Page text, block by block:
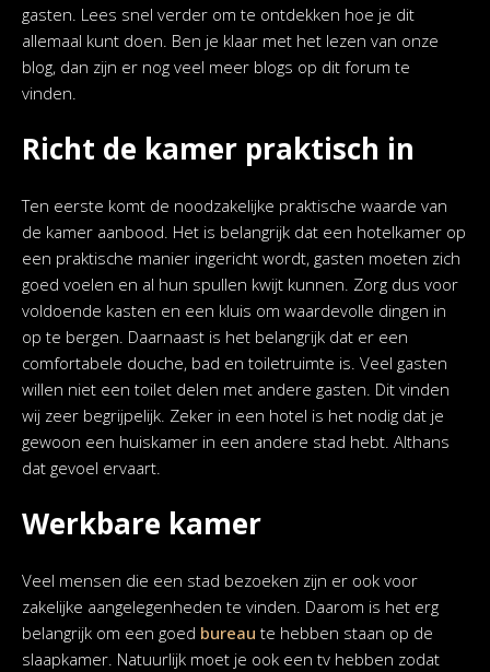
gasten. Lees snel verder om te ontdekken hoe je dit
allemaal kunt doen. Ben je klaar met het lezen van onze
blog, dan zijn er nog veel meer blogs op dit forum te
vinden.
Richt de kamer praktisch in
Ten eerste komt de noodzakelijke praktische waarde van
de kamer aanbood. Het is belangrijk dat een hotelkamer op
een praktische manier ingericht wordt, gasten moeten zich
goed voelen en al hun spullen kwijt kunnen. Zorg dus voor
voldoende kasten en een kluis om waardevolle dingen in
op te bergen. Daarnaast is het belangrijk dat er een
comfortabele douche, bad en toiletruimte is. Veel gasten
willen niet een toilet delen met andere gasten. Dit vinden
wij zeer begrijpelijk. Zeker in een hotel is het nodig dat je
gewoon een huiskamer in een andere stad hebt. Althans
dat gevoel ervaart.
Werkbare kamer
Veel mensen die een stad bezoeken zijn er ook voor
zakelijke aangelegenheden te vinden. Daarom is het erg
belangrijk om een goed bureau te hebben staan op de
slaapkamer. Natuurlijk moet je ook een tv hebben zodat